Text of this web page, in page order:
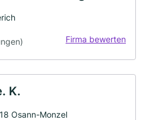
Firma bewerten
K.
Osann-Monzel